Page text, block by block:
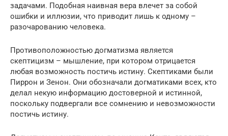
задачами. Подобная наивная вера влечет за собой
ошибки и иллюзии, что приводит лишь к одному –
разочарованию человека.
Противоположностью догматизма является
скептицизм – мышление, при котором отрицается
любая возможность постичь истину. Скептиками были
Пиррон и Зенон. Они обозначали догматиками всех, кто
делал некую информацию достоверной и истинной,
поскольку подвергали все сомнению и невозможности
постичь истину.